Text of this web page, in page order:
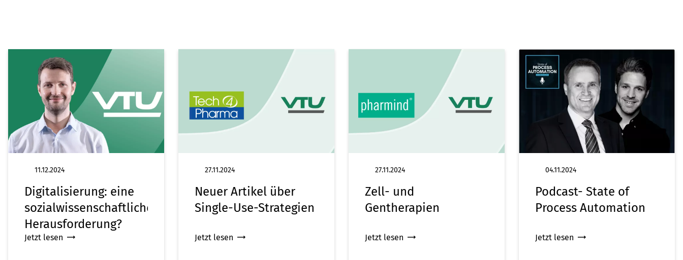
11.12.2024
Digitalisierung: eine
sozialwissenschaftliche
Herausforderung?
Jetzt lesen
27.11.2024
Neuer Artikel über
Single-Use-Strategien
Jetzt lesen
27.11.2024
Zell- und
Gentherapien
Jetzt lesen
04.11.2024
Podcast- State of
Process Automation
Jetzt lesen